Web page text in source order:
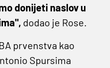
donijeti naslov u
dodao je Rose.
prvenstva kao
Spursima